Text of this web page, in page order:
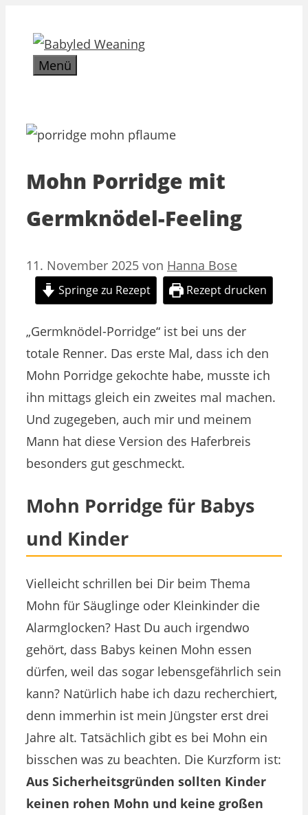
Inhalt
springenMenü
Mohn Porridge mit
Germknödel-Feeling
11. November 2025 von Hanna Bose
Springe zu Rezept Rezept drucken
„Germknödel-Porridge“ ist bei uns der
totale Renner. Das erste Mal, dass ich den
Mohn Porridge gekochte habe, musste ich
ihn mittags gleich ein zweites mal machen.
Und zugegeben, auch mir und meinem
Mann hat diese Version des Haferbreis
besonders gut geschmeckt.
Mohn Porridge für Babys
und Kinder
Vielleicht schrillen bei Dir beim Thema
Mohn für Säuglinge oder Kleinkinder die
Alarmglocken? Hast Du auch irgendwo
gehört, dass Babys keinen Mohn essen
dürfen, weil das sogar lebensgefährlich sein
kann? Natürlich habe ich dazu recherchiert,
denn immerhin ist mein Jüngster erst drei
Jahre alt. Tatsächlich gibt es bei Mohn ein
bisschen was zu beachten. Die Kurzform ist:
Aus Sicherheitsgründen sollten Kinder
keinen rohen Mohn und keine großen